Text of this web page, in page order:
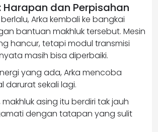
Harapan dan Perpisahan
Arka kembali ke bangkai
bantuan makhluk tersebut. Mesin
hancur, tetapi modul transmisi
masih bisa diperbaiki.
yang ada, Arka mencoba
darurat sekali lagi.
asing itu berdiri tak jauh
dengan tatapan yang sulit